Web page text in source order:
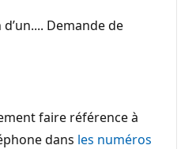
Demande de
faire référence à
dans les numéros